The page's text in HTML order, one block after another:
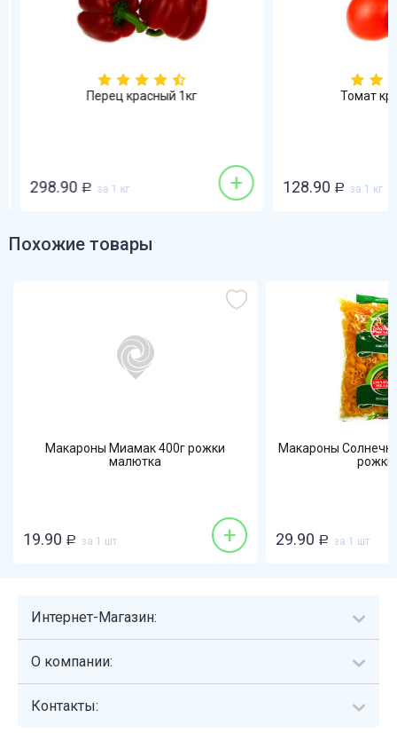
Перец красный 1кг
298.90 Р за 1 кг +
Томат
128.90 Р за 1 кг
Похожие товары
Макароны Миамак 400г рожки
малютка
19.90 Р за 1 шт +
Макароны
рожки
29.90 Р за 1 шт
Интернет-Магазин:
О компании:
Контакты: